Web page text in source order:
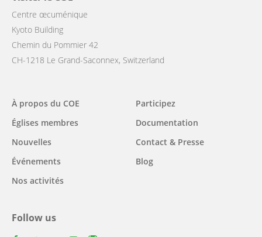
Centre œcuménique
Kyoto Building
Chemin du Pommier 42
CH-1218 Le Grand-Saconnex, Switzerland
Main
navigation
À propos du COE
Églises membres
Nouvelles
Événements
Nos activités
Participez
Documentation
Contact & Presse
Blog
Follow us